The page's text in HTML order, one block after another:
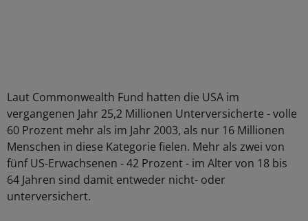
Laut Commonwealth Fund hatten die USA im
vergangenen Jahr 25,2 Millionen Unterversicherte - volle
60 Prozent mehr als im Jahr 2003, als nur 16 Millionen
Menschen in diese Kategorie fielen. Mehr als zwei von
fünf US-Erwachsenen - 42 Prozent - im Alter von 18 bis
64 Jahren sind damit entweder nicht- oder
unterversichert.